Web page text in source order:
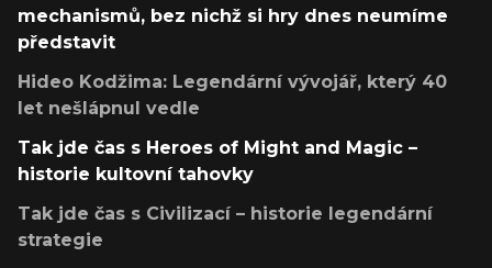
mechanismů, bez nichž si hry dnes neumíme
představit
Hideo Kodžima: Legendární vývojář, který 40
let nešlápnul vedle
Tak jde čas s Heroes of Might and Magic –
historie kultovní tahovky
Tak jde čas s Civilizací – historie legendární
strategie